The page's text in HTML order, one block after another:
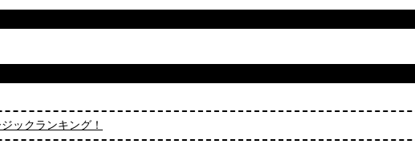
ックランキング！